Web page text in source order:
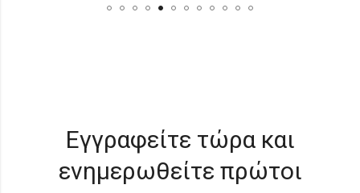
Εγγραφείτε τώρα και
ενημερωθείτε πρώτοι